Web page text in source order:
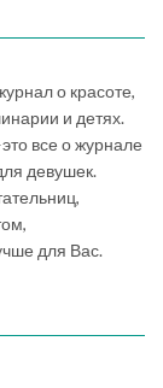
о красоте,
и детях.
все о журнале
девушек.
для Вас.